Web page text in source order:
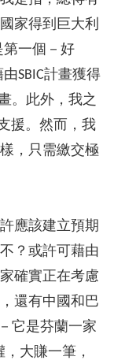
家得到巨大利
第一個－好
SBIC計畫獲得
。此外，我之
援。然而，我
，只需繳交極
應該建立預期
？或許可藉由
確實正在考慮
還有中國和巴
它是芬蘭一家
大賺一筆，